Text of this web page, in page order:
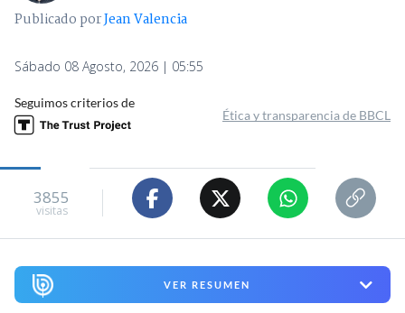
Publicado porJean Valencia
Sábado 08 Agosto, 2026 | 05:55
Seguimos criterios de
Ética y transparencia de BBCL
3855
visitas
VER RESUMEN